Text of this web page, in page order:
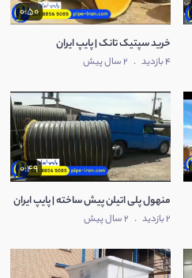
0:50
خرید سپتیک تانک | پایپ ایران
4 بازدید . 2 سال پیش
0:49
منهول پلی اتیلن پیش ساخته | پایپ ایران
2 بازدید . 2 سال پیش